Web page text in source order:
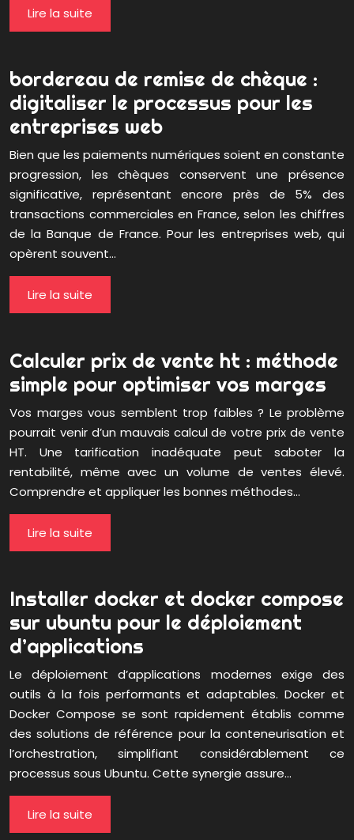
Lire la suite
bordereau de remise de chèque :
digitaliser le processus pour les
entreprises web
Bien que les paiements numériques soient en constante
progression, les chèques conservent une présence
significative, représentant encore près de 5% des
transactions commerciales en France, selon les chiffres
de la Banque de France. Pour les entreprises web, qui
opèrent souvent…
Lire la suite
Calculer prix de vente ht : méthode
simple pour optimiser vos marges
Vos marges vous semblent trop faibles ? Le problème
pourrait venir d’un mauvais calcul de votre prix de vente
HT. Une tarification inadéquate peut saboter la
rentabilité, même avec un volume de ventes élevé.
Comprendre et appliquer les bonnes méthodes…
Lire la suite
Installer docker et docker compose
sur ubuntu pour le déploiement
d’applications
Le déploiement d’applications modernes exige des
outils à la fois performants et adaptables. Docker et
Docker Compose se sont rapidement établis comme
des solutions de référence pour la conteneurisation et
l’orchestration, simplifiant considérablement ce
processus sous Ubuntu. Cette synergie assure…
Lire la suite